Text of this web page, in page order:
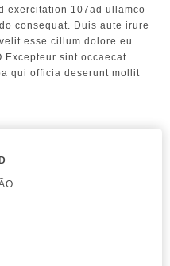
exercitation 107ad ullamco
consequat. Duis aute irure
esse cillum dolore eu
Excepteur sint occaecat
qui officia deserunt mollit